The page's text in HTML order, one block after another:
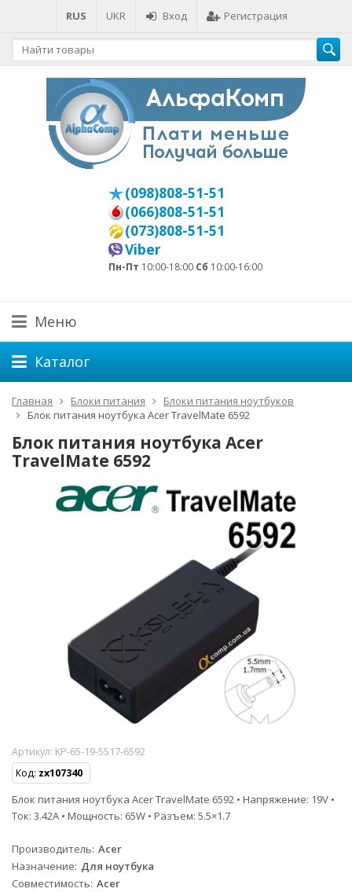
RUS UKR Вход Регистрация
(098)808-51-51
(066)808-51-51
(073)808-51-51
Viber
Пн-Пт 10:00-18:00 Сб 10:00-16:00
Меню
Каталог
Главная Блоки питания
Блоки питания ноутбуков
Блок питания ноутбука Acer TravelMate 6592
Блок питания ноутбука Acer
TravelMate 6592
Артикул: KP-65-19-5517-6592
Код: zx107340
Блок питания ноутбука Acer TravelMate 6592 • Напряжение: 19V •
Ток: 3.42A • Мощность: 65W • Разъем: 5.5×1.7
Производитель Acer
Назначение Для ноутбука
Совместимость Acer